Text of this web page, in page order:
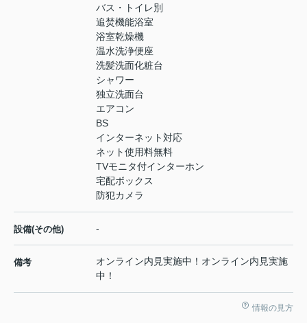
バス・トイレ別
追焚機能浴室
浴室乾燥機
温水洗浄便座
洗髪洗面化粧台
シャワー
独立洗面台
エアコン
BS
インターネット対応
ネット使用料無料
TVモニタ付インターホン
宅配ボックス
防犯カメラ
設備(その他) -
備考
オンライン内見実施中！オンライン内見実施
中！
情報の見方